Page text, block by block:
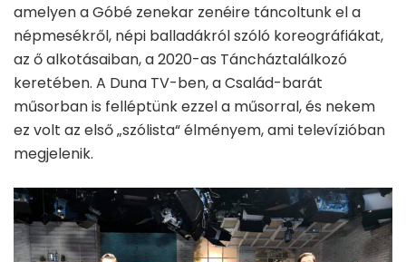
amelyen a Góbé zenekar zenéire táncoltunk el a
népmesékről, népi balladákról szóló koreográfiákat,
az ő alkotásaiban, a 2020-as Táncháztalálkozó
keretében. A Duna TV-ben, a Család-barát
műsorban is felléptünk ezzel a műsorral, és nekem
ez volt az első „szólista“ élményem, ami televízióban
megjelenik.